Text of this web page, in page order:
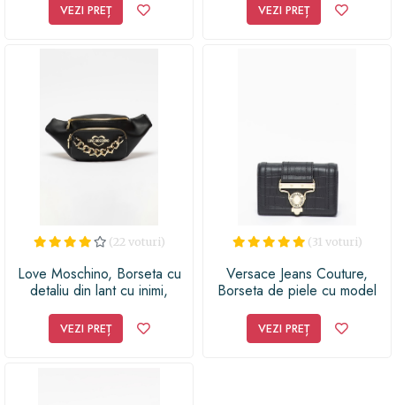
VEZI PREȚ VEZI PREȚ
(22 voturi)
Love Moschino, Borseta cu
detaliu din lant cu inimi,
VEZI PREȚ
(31 voturi)
Versace Jeans Couture,
Borseta de piele cu model
VEZI PREȚ